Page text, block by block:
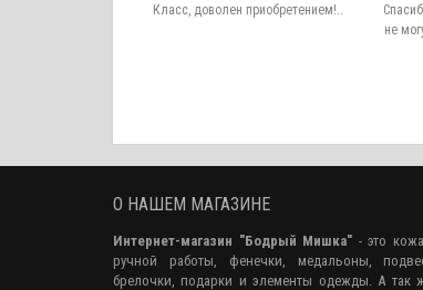
Класс, доволен приобретением!..
не
О НАШЕМ МАГАЗИНЕ
Интернет-магазин "Бодрый Мишка" - это
ручной работы, фенечки, медальоны,
брелочки, подарки и элементы одежды. А так